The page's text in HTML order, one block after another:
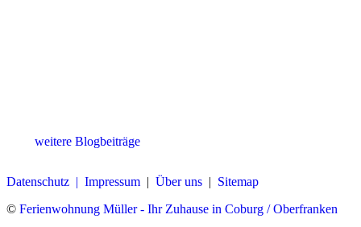
weitere Blogbeiträge
Datenschutz | Impressum | Über uns | Sitemap
© Ferienwohnung Müller - Ihr Zuhause in Coburg / Oberfranken